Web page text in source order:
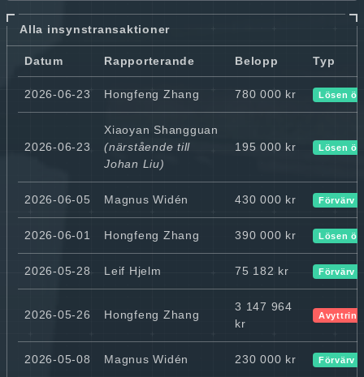
Alla insynstransaktioner
Datum Rapporterande Belopp Typ
2026-06-23 Hongfeng Zhang 780 000 kr Lösen
2026-06-23
Xiaoyan Shangguan
(närstående till
Johan Liu)
195 000 kr Lösen
2026-06-05 Magnus Widén 430 000 kr Förvärv
2026-06-01 Hongfeng Zhang 390 000 kr Lösen
2026-05-28 Leif Hjelm 75 182 kr Förvärv
2026-05-26 Hongfeng Zhang
3 147 964
kr
Avyttring
2026-05-08 Magnus Widén 230 000 kr Förvärv